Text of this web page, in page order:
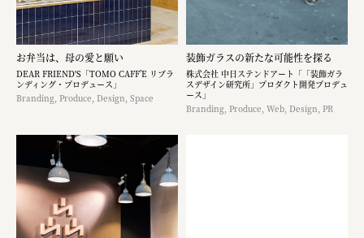
お弁当は、母の愛と願い
DEAR FRIEND'S「TOMO CAFF’E リブラ
ンディング・プロデュース」
Branding, Produce, Design, Space
装飾ガラスの新たな可能性を探る
株式会社 中日ステンドアート「「装飾ガラ
スデザイン研究所」プロダクト開発プロデュ
ース」
Branding, Produce, Web, Design, PR